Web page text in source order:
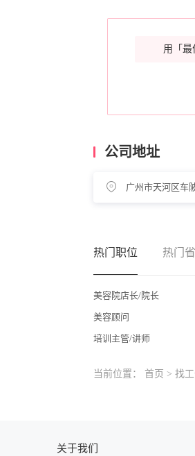
用「最
公司地址
广州市天河区车
热门职位 热门
美容院店长/院长
美容顾问
培训主管/讲师
当前位置： 首页 > 找
关于我们